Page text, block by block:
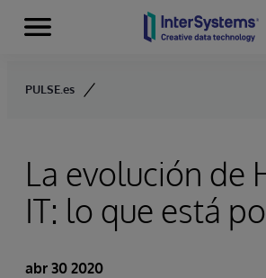
Skip to content
Secciones
PULSE.es
La evolución de
IT: lo que está
abr 30 2020